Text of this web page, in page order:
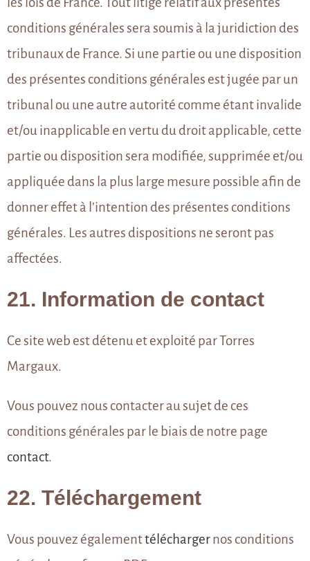
conditions générales sera soumis à la juridiction des
tribunaux de France. Si une partie ou une disposition
des présentes conditions générales est jugée par un
tribunal ou une autre autorité comme étant invalide
et/ou inapplicable en vertu du droit applicable, cette
partie ou disposition sera modifiée, supprimée et/ou
appliquée dans la plus large mesure possible afin de
donner effet à l’intention des présentes conditions
générales. Les autres dispositions ne seront pas
affectées.
21. Information de contact
Ce site web est détenu et exploité par Torres
Margaux.
Vous pouvez nous contacter au sujet de ces
conditions générales par le biais de notre page
contact.
22. Téléchargement
Vous pouvez égalementtéléchargernos conditions